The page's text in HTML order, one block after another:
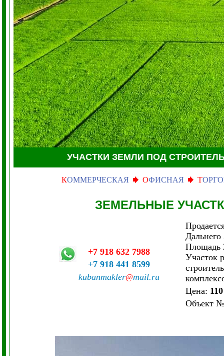
УЧАСТКИ ЗЕМЛИ ПОД
КОММЕРЧЕСКАЯ ОФИСНАЯ Т
ЗЕМЕЛЬНЫЕ
+7 918 632 7988
+7 918 441 8599
kubanmakler@mail.ru
Дальнего
Площадь
Участок
Цена:
Объект №